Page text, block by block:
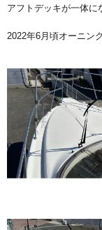
アフトデッキが一体に
2022年6月頃オーニン